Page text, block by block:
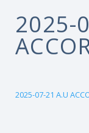
2025-
2025-07-21 A.U